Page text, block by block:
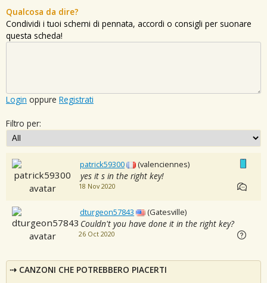
Qualcosa da dire?
Condividi i tuoi schemi di pennata, accordi o consigli per suonare
questa scheda!
Login oppure Registrati
Filtro per:
patrick59300 (valenciennes)
yes it s in the right key!
18 Nov 2020
dturgeon57843 (Gatesville)
Couldn't you have done it in the right key?
26 Oct 2020
CANZONI CHE POTREBBERO PIACERTI